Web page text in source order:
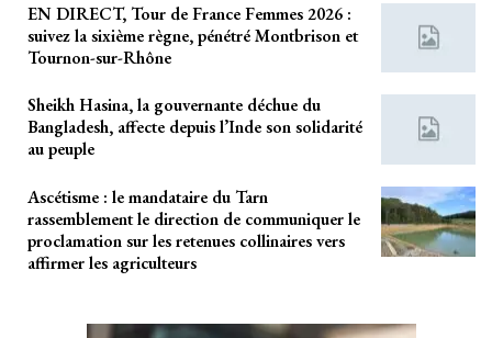
EN DIRECT, Tour de France Femmes 2026 :
suivez la sixième règne, pénétré Montbrison et
Tournon-sur-Rhône
Sheikh Hasina, la gouvernante déchue du
Bangladesh, affecte depuis l’Inde son solidarité
au peuple
Ascétisme : le mandataire du Tarn
rassemblement le direction de communiquer le
proclamation sur les retenues collinaires vers
affirmer les agriculteurs